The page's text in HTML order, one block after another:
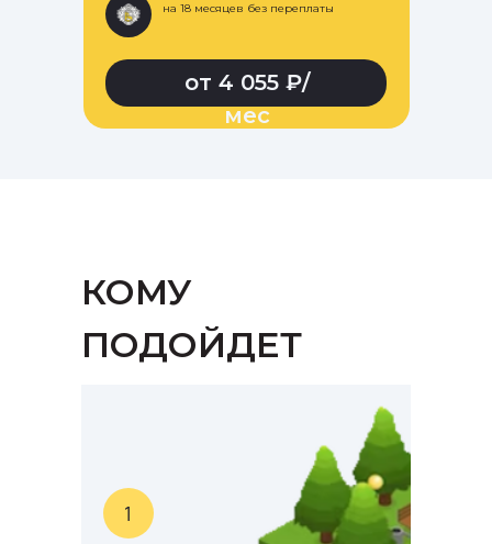
на 18 месяцев без переплаты
от 4 055 ₽/
мес
КОМУ
ПОДОЙДЕТ